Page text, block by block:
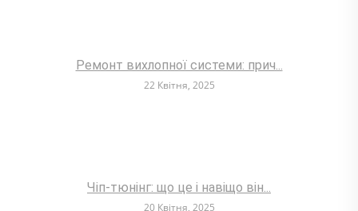
Ремонт вихлопної системи: прич...
22 Квітня, 2025
Чіп-тюнінг: що це і навіщо він...
20 Квітня, 2025